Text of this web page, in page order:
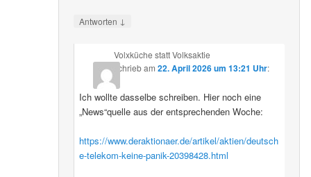
Antworten ↓
Volxküche statt Volksaktie
schriebam 22. April 2026 um 13:21 Uhr:
Ich wollte dasselbe schreiben. Hier noch eine
„News“quelle aus der entsprechenden Woche:
https://www.deraktionaer.de/artikel/aktien/deutsch
e-telekom-keine-panik-20398428.html